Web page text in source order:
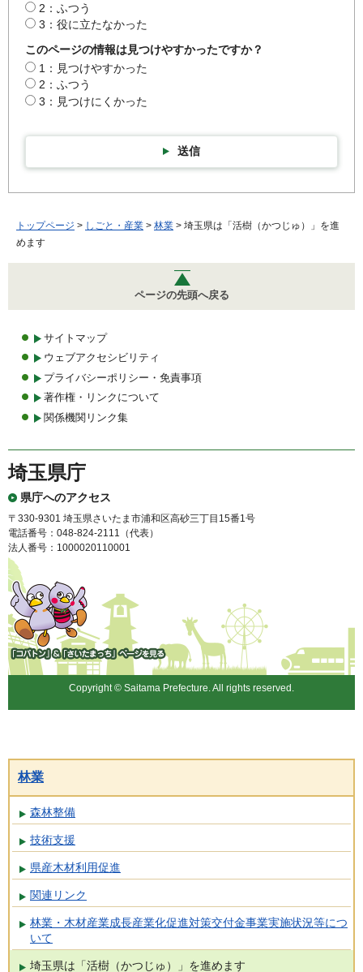
2：ふつう
3：役に立たなかった
このページの情報は見つけやすかったですか？
1：見つけやすかった
2：ふつう
3：見つけにくかった
送信
トップページ > しごと・産業 > 林業 > 埼玉県は「活樹（かつじゅ）」を進
めます
ページの先頭へ戻る
サイトマップ
ウェブアクセシビリティ
プライバシーポリシー・免責事項
著作権・リンクについて
関係機関リンク集
埼玉県庁
県庁へのアクセス
〒330-9301 埼玉県さいたま市浦和区高砂三丁目15番1号
電話番号：048-824-2111（代表）
法人番号：1000020110001
「コバトン」&「さいたまっ
ち」
Copyright © Saitama Prefecture. All rights reserved.
林業
森林整備
技術支援
県産木材利用促進
関連リンク
林業・木材産業成長産業化促進対策交付金事業実施状況等につ
いて
埼玉県は「活樹（かつじゅ）」を進めます